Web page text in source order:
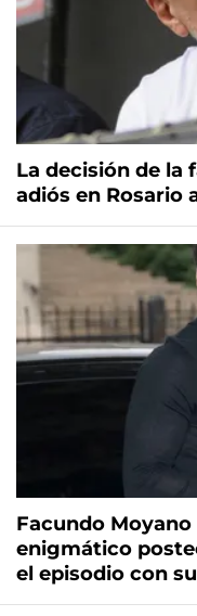
La decisión de la
adiós en Rosario
Facundo
enigmático
el episodio con